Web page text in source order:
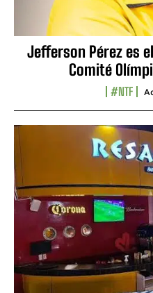
Jefferson Pérez es
Comité
#NTF